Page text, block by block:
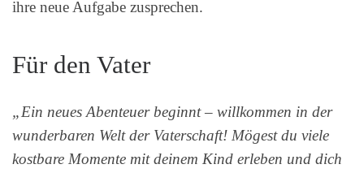
ihre neue Aufgabe zusprechen.
Für den Vater
„Ein neues Abenteuer beginnt – willkommen in der
wunderbaren Welt der Vaterschaft! Mögest du viele
kostbare Momente mit deinem Kind erleben und dich